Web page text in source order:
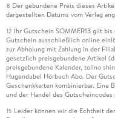
8 Der gebundene Preis dieses
dargestellten Datums vom Verlag
12 Ihr Gutschein SOMMER13 gilt
Gutschein ausschließlich online
zur Abholung mit Zahlung in der
gesetzlich preisgebundene Artikel
preisgebundene Kalender, tolino
Hugendubel Hörbuch Abo. Der
Geschenkkarten kombinierbar. Eine
und der Handel des
15 Leider können wir die Echtheit